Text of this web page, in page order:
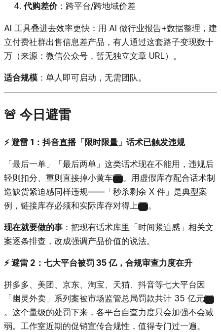
代购差价：跨平台/跨地域价差
AI 工具叠进去效率更快：用 AI 做行业报告+数据整理，建
立付费社群出售信息差产品，有人通过这套路子变现数十
万（来源：微信公众号，暂无独立文章 URL）。
适合规模 ：单人即可启动，无需团队。
🚨 今日避雷
⚡ 避雷 1：抖音直播「限时限量」话术已触发违规
「最后一单」「最后两单」这类话术现在不能用，违规后
轻则扣分、重则直接掉小黄车
。用虚假库存配合话术制
造缺货紧迫感同样违规——「秒杀剩余 X 件」是典型案
例，链接库存必须和实际库存对得上
。
现在就要做的事 ：把现有话术库里「时间紧迫感」相关文
案逐条排查，改成强调产品价值的说法。
⚡ 避雷 2：七大平台被罚 35 亿，合规审查力度在升
拼多多、美团、京东、淘宝、天猫、抖音等七大平台因
「幽灵外卖」系列案被市场监管总局罚款共计 35 亿元
。这个量级的处罚下来，各平台自查力度只会加强不会减
弱。工作室近期的促销宣传合规性，值得专门过一遍。